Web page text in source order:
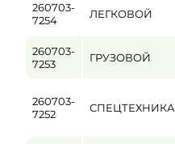
260703-
7254
ЛЕГКОВОЙ
260703-
7253
ГРУЗОВОЙ
260703-
7252
СПЕЦТЕХНИКА